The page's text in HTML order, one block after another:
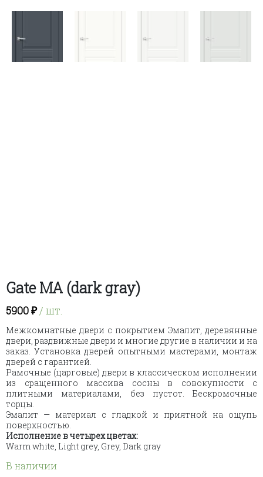
Gate MA (dark gray)
5900₽/ шт.
Межкомнатные двери с покрытием Эмалит, деревянные
двери, раздвижные двери и многие другие в наличии и на
заказ. Установка дверей опытными мастерами, монтаж
дверей с гарантией.
Рамочные (царговые) двери в классическом исполнении
из сращенного массива сосны в совокупности с
плитными материалами, без пустот. Бескромочные
торцы.
Эмалит — материал с гладкой и приятной на ощупь
поверхностью.
Исполнение в четырех цветах:
Warm white, Light grey, Grey, Dark gray
В наличии